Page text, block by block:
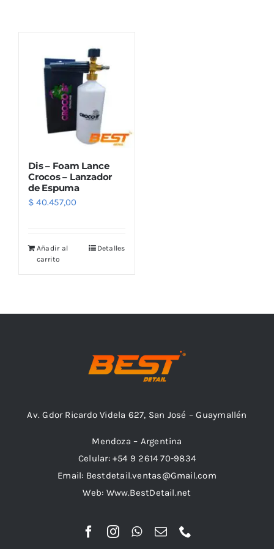
Combos
Mayorista
Marcas
Dis – Foam Lance
Crocos – Lanzador
de Espuma
$ 40.457,00
Añadir al
carrito
Detalles
Av. Gdor Ricardo Videla 627, San José – Guaymallén
Mendoza – Argentina
Celular: +54 9 2614 70-9834
Email: Bestdetail.ventas@Gmail.com
Web: Www.BestDetail.net